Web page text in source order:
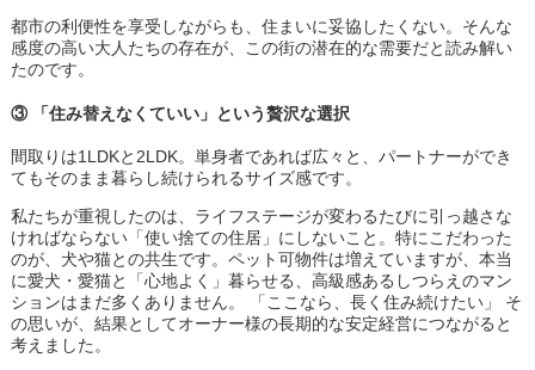
都市の利便性を享受しながらも、住まいに妥協したくない。そんな
感度の高い大人たちの存在が、この街の潜在的な需要だと読み解い
たのです。
③ 「住み替えなくていい」という贅沢な選択
間取りは1LDKと2LDK。単身者であれば広々と、パートナーができ
てもそのまま暮らし続けられるサイズ感です。
私たちが重視したのは、ライフステージが変わるたびに引っ越さな
ければならない「使い捨ての住居」にしないこと。特にこだわった
のが、犬や猫との共生です。ペット可物件は増えていますが、本当
に愛犬・愛猫と「心地よく」暮らせる、高級感あるしつらえのマン
ションはまだ多くありません。 「ここなら、長く住み続けたい」 そ
の思いが、結果としてオーナー様の長期的な安定経営につながると
考えました。